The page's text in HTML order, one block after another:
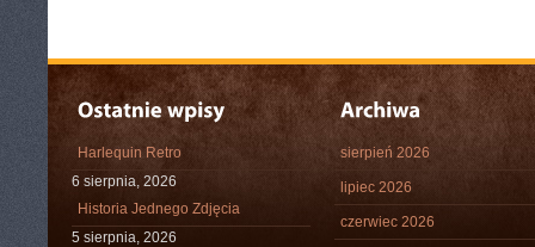
Harlequin Retro
6 sierpnia, 2026
Historia Jednego Zdjęcia
5 sierpnia, 2026
sierpień 2026
lipiec 2026
czerwiec 2026